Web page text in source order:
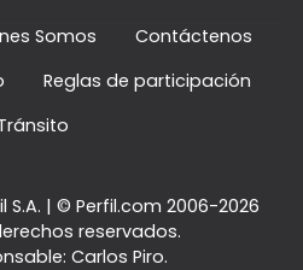
Somos
Contáctenos
Reglas de participación
S.A. | © Perfil.com 2006-2026
reservados.
Carlos Piro.